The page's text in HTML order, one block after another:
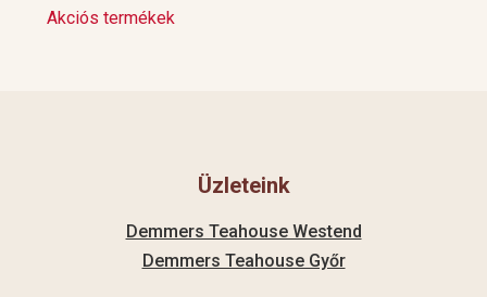
Akciós termékek
Üzleteink
Demmers Teahouse Westend
Demmers Teahouse Győr